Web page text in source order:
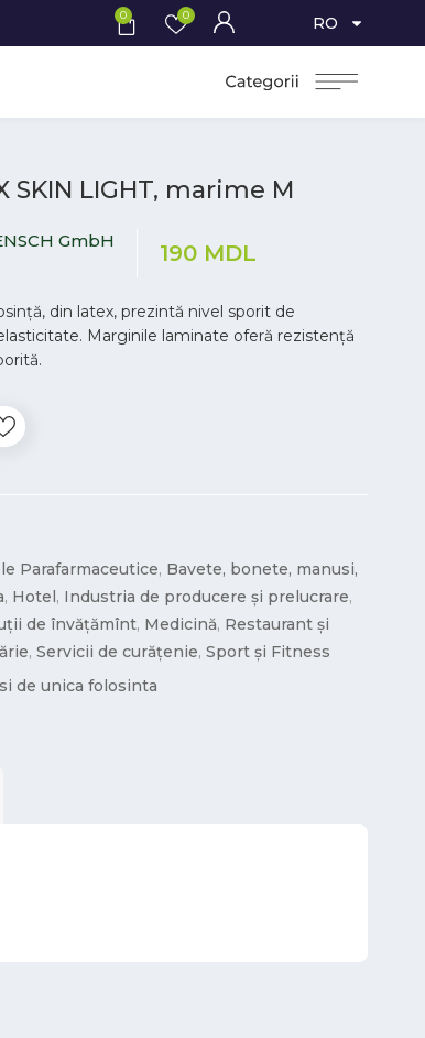
0 0 RO
SKIN LIGHT, marime M
GmbH
190 MDL
din latex, prezintă nivel sporit de
Marginile laminate oferă rezistență
Parafarmaceutice, Bavete, bonete, manusi,
, Hotel , Industria de producere și prelucrare,
de învățămînt, Medicină, Restaurant și
,Servicii de curățenie,Sport și Fitness
de unica folosinta